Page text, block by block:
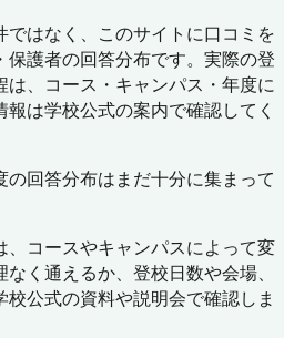
はなく、このサイトに口コミを
護者の回答分布です。実際の登
、コース・キャンパス・年度に
は学校公式の案内で確認してく
回答分布はまだ十分に集まって
、コースやキャンパスによって変
く通えるか、登校日数や会場、
公式の資料や説明会で確認しま